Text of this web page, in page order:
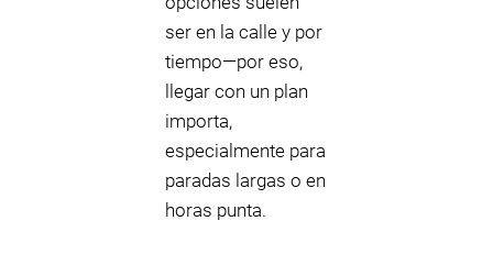
ser en la calle y por
tiempo—por eso,
llegar con un plan
importa,
especialmente para
paradas largas o en
horas punta.